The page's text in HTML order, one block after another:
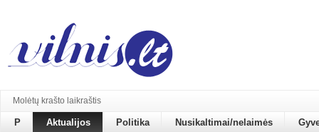
Molėtų krašto laikraštis
P Aktualijos Politika Nusikaltimai/nelaimės